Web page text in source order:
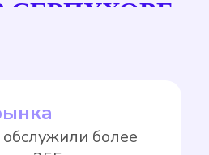
тариф
с
СЕРПУХОВЕ
более